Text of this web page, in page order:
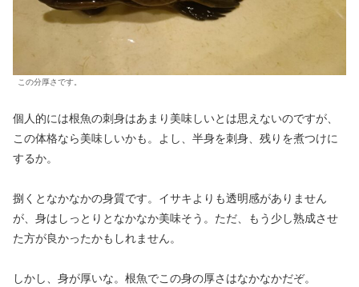
この分厚さです。
個人的には根魚の刺身はあまり美味しいとは思えないのですが、
この体格なら美味しいかも。よし、半身を刺身、残りを煮つけに
するか。
捌くとなかなかの身質です。イサキよりも透明感がありません
が、身はしっとりとなかなか美味そう。ただ、もう少し熟成させ
た方が良かったかもしれません。
しかし、身が厚いな。根魚でこの身の厚さはなかなかだぞ。